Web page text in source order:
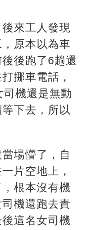
來工人發現
原本以為車
後跑了6趟還
挪車電話，
機還是無動
下去，所以
場懵了，自
片空地上，
根本沒有機
機還跑去責
這名女司機